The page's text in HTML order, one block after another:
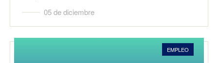
05 de diciembre
EMPLEO